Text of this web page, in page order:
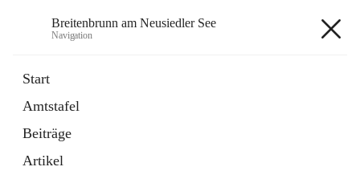
Breitenbrunn am Neusiedler See
Navigation
Start
Amtstafel
Beiträge
Artikel
18 Schnellzugriffe
Gemeindeservice